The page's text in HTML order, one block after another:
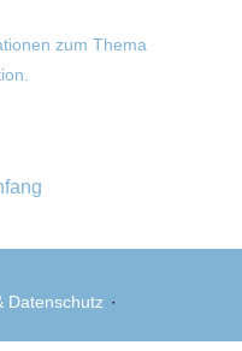
zum Thema
Datenschutz